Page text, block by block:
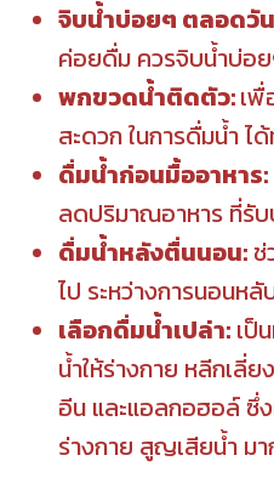
จิบน้ำบ่อยๆ ตลอดวั
ค่อยดื่ม ควรจิบน้ำบ่อ
พกขวดน้ำติดตัว:เพื่
สะดวก ในการดื่มน้ำ ไ
ดื่มน้ำก่อนมื้ออาหาร:
ลดปริมาณอาหาร ที่รับ
ดื่มน้ำหลังตื่นนอน:ช่
ไป ระหว่างการนอนหลั
เลือกดื่มน้ำเปล่า: เป็
น้ำให้ร่างกาย หลีกเลี่
อีน และแอลกอฮอล์ ซึ่
ร่างกาย สูญเสียน้ำ ม